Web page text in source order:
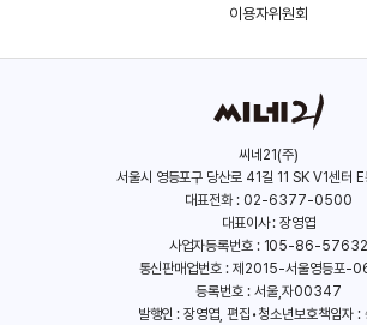
이용자위원회
씨네21(주)
서울시 영등포구 당산로 41길 11 SK V1센터
대표전화 : 02-6377-0500
대표이사 : 장영엽
사업자등록번호 : 105-86-57632
통신판매업번호 : 제2015-서울영등포-
등록번호 : 서울,자00347
발행인 : 장영엽, 편집•청소년보호책임자 :